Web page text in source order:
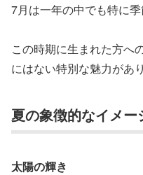
7月は一年の中でも特に季
この時期に生まれた方へ
にはない特別な魅力があ
夏の象徴的なイメー
太陽の輝き